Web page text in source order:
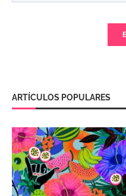
ARTÍCULOS POPULARES